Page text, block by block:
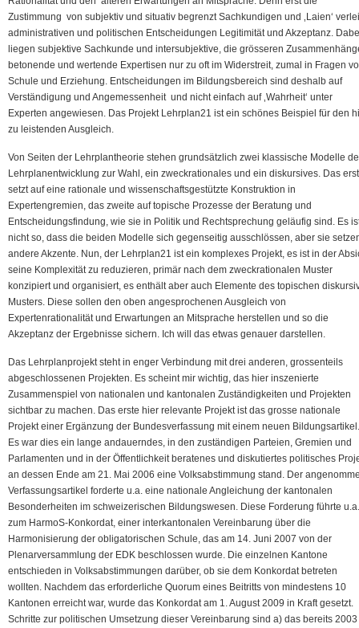
Zustimmung von subjektiv und situativ begrenzt Sachkundigen und ‚Laien‘
administrativen und politischen Entscheidungen Legitimität und Akzeptanz.
liegen subjektive Sachkunde und intersubjektive, die grösseren
betonende und wertende Expertisen nur zu oft im Widerstreit, zumal in Fragen
Schule und Erziehung. Entscheidungen im Bildungsbereich sind deshalb auf
Verständigung und Angemessenheit und nicht einfach auf ‚Wahrheit‘ unter
Experten angewiesen. Das Projekt Lehrplan21 ist ein schönes Beispiel für den
zu leistenden Ausgleich.
Von Seiten der Lehrplantheorie stehen grundsätzlich zwei klassische Modelle
Lehrplanentwicklung zur Wahl, ein zweckrationales und ein diskursives. Das
setzt auf eine rationale und wissenschaftsgestützte Konstruktion in
Expertengremien, das zweite auf topische Prozesse der Beratung und
Entscheidungsfindung, wie sie in Politik und Rechtsprechung geläufig sind. Es
nicht so, dass die beiden Modelle sich gegenseitig ausschlössen, aber sie
andere Akzente. Nun, der Lehrplan21 ist ein komplexes Projekt, es ist in der
seine Komplexität zu reduzieren, primär nach dem zweckrationalen Muster
konzipiert und organisiert, es enthält aber auch Elemente des topischen
Musters. Diese sollen den oben angesprochenen Ausgleich von
Expertenrationalität und Erwartungen an Mitsprache herstellen und so die
Akzeptanz der Ergebnisse sichern. Ich will das etwas genauer darstellen.
Das Lehrplanprojekt steht in enger Verbindung mit drei anderen, grossenteils
abgeschlossenen Projekten. Es scheint mir wichtig, das hier inszenierte
Zusammenspiel von nationalen und kantonalen Zuständigkeiten und Projekten
sichtbar zu machen. Das erste hier relevante Projekt ist das grosse nationale
Projekt einer Ergänzung der Bundesverfassung mit einem neuen Bildungsartikel.
Es war dies ein lange andauerndes, in den zuständigen Parteien, Gremien und
Parlamenten und in der Öffentlichkeit beratenes und diskutiertes politisches
an dessen Ende am 21. Mai 2006 eine Volksabstimmung stand. Der
Verfassungsartikel forderte u.a. eine nationale Angleichung der kantonalen
Besonderheiten im schweizerischen Bildungswesen. Diese Forderung führte u.a.
zum HarmoS-Konkordat, einer interkantonalen Vereinbarung über die
Harmonisierung der obligatorischen Schule, das am 14. Juni 2007 von der
Plenarversammlung der EDK beschlossen wurde. Die einzelnen Kantone
entschieden in Volksabstimmungen darüber, ob sie dem Konkordat betreten
wollten. Nachdem das erforderliche Quorum eines Beitritts von mindestens 10
Kantonen erreicht war, wurde das Konkordat am 1. August 2009 in Kraft gesetzt.
Schritte zur politischen Umsetzung dieser Vereinbarung sind a) das bereits 2003